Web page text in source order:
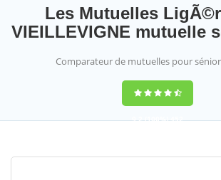
Les Mutuelles
VIEILLEVIGNE mutuelle
Comparateur de mutuelles pour
9,2(100%)452